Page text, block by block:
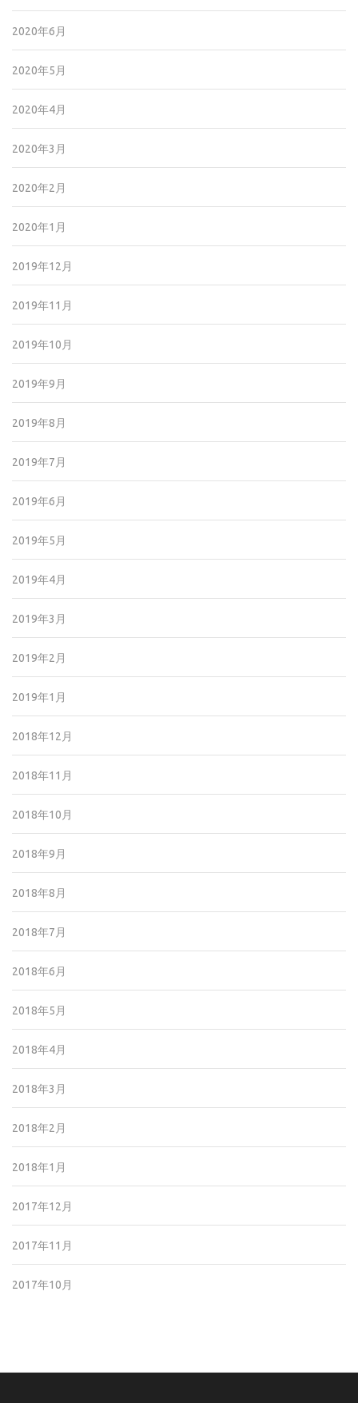
2020年6月
2020年5月
2020年4月
2020年3月
2020年2月
2020年1月
2019年12月
2019年11月
2019年10月
2019年9月
2019年8月
2019年7月
2019年6月
2019年5月
2019年4月
2019年3月
2019年2月
2019年1月
2018年12月
2018年11月
2018年10月
2018年9月
2018年8月
2018年7月
2018年6月
2018年5月
2018年4月
2018年3月
2018年2月
2018年1月
2017年12月
2017年11月
2017年10月